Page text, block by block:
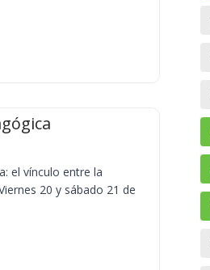
el vínculo entre la
20 y sábado 21 de